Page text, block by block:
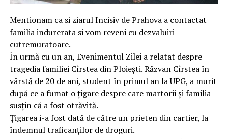
Mentionam ca si ziarul Incisiv de Prahova a contactat
familia indurerata si vom reveni cu dezvaluiri
cutremuratoare.
În urmă cu un an, Evenimentul Zilei a relatat despre
tragedia familiei Cîrstea din Ploiești. Răzvan Cîrstea în
vârstă de 20 de ani, student în primul an la UPG, a murit
după ce a fumat o țigare despre care martorii și familia
susțin că a fost otrăvită.
Țigarea i-a fost dată de către un prieten din cartier, la
îndemnul traficanților de droguri.